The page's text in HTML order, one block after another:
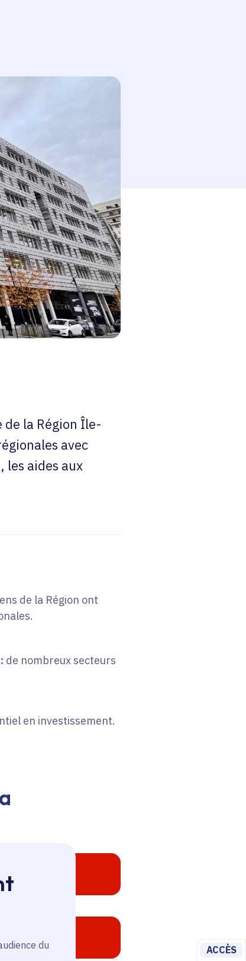
du
ACCÈS
la Région Île-
avec
les aides aux
de la Région ont
de nombreux secteurs
en investissement.